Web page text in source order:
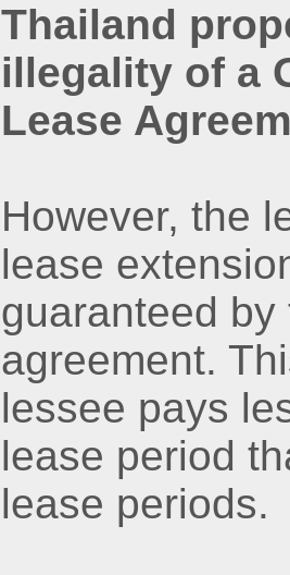
Thailand
illegality of a
Lease
However, the
lease
guaranteed
agreement.
lessee pays
lease period
lease periods.